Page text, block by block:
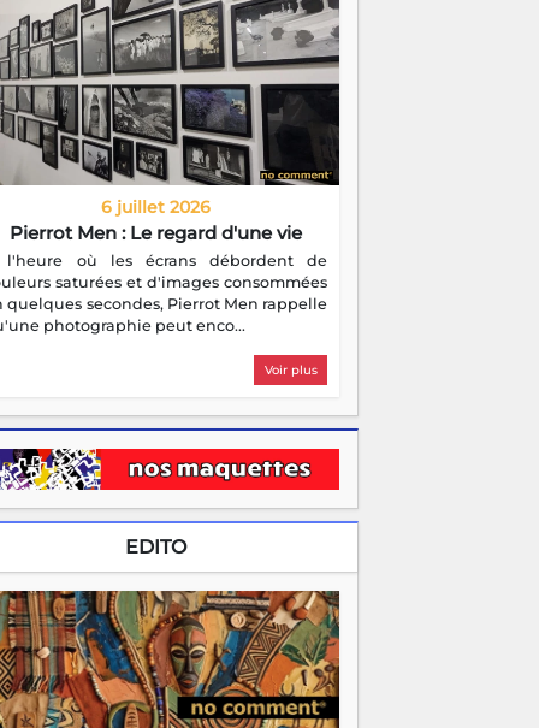
6 juillet 2026
Pierrot Men : Le regard d'une vie
l'heure où les écrans débordent de
saturées et d'images consommées
quelques secondes, Pierrot Men rappelle
photographie peut enco...
Voir plus
EDITO